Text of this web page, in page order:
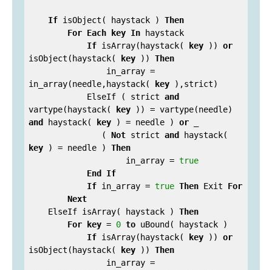
If isObject( haystack ) Then
For Each key In haystack
If isArray(haystack( key )) or
isObject(haystack(
key )) Then
in_array(needle,haystack(
key ),strict)
            ElseIf ( strict
and
vartype(haystack(
key
and
haystack( key ) = needle ) or
               (
Not strict and
key ) = needle ) Then
                    in_array =
true
End
If
If in_array = true Then Exit For
Next
    ElseIf isArray( haystack )
Then
For
key = 0 to uBound( haystack )
If isArray(haystack( key )) or
isObject(haystack(
key )) Then